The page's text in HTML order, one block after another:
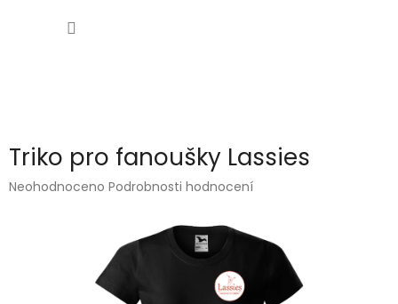
Triko pro fanoušky Lassies
Průměrné
Neohodnoceno Podrobnosti hodnocení